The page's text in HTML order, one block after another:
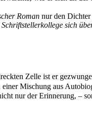
Roman nur den
sich
Zelle ist er
Mischung aus
nur der Erinnerung, –